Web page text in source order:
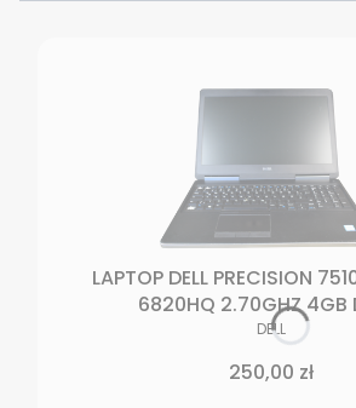
LAPTOP DELL PRECISION
6820HQ 2.70GHZ 4GB
PRODUCENT
DELL
Cena
250,00 zł